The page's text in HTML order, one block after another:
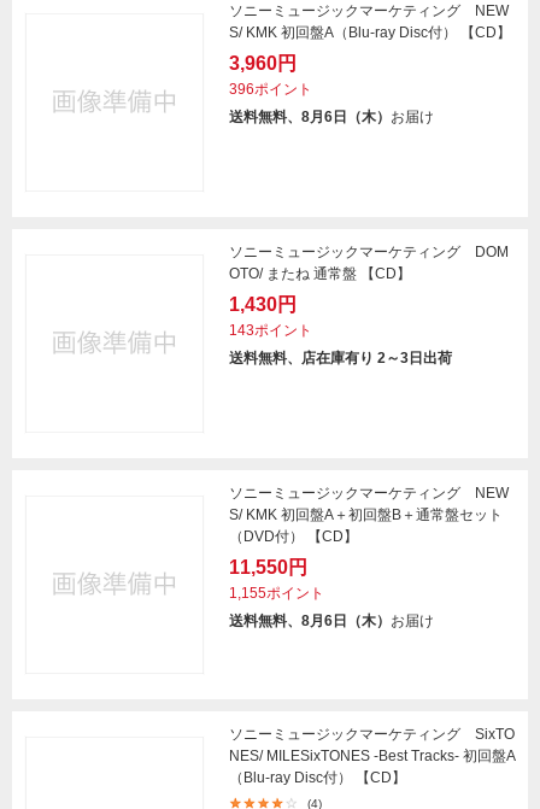
ソニーミュージックマーケティング NEW
S/ KMK 初回盤A（Blu-ray Disc付） 【CD】
3,960円
396ポイント
送料無料、8月6日（木） お届け
ソニーミュージックマーケティング DOM
OTO/ またね 通常盤 【CD】
1,430円
143ポイント
送料無料、店在庫有り 2～3日出荷
ソニーミュージックマーケティング NEW
S/ KMK 初回盤A＋初回盤B＋通常盤セット
（DVD付） 【CD】
11,550円
1,155ポイント
送料無料、8月6日（木） お届け
ソニーミュージックマーケティング SixTO
NES/ MILESixTONES -Best Tracks- 初回盤A
（Blu-ray Disc付） 【CD】
(4)